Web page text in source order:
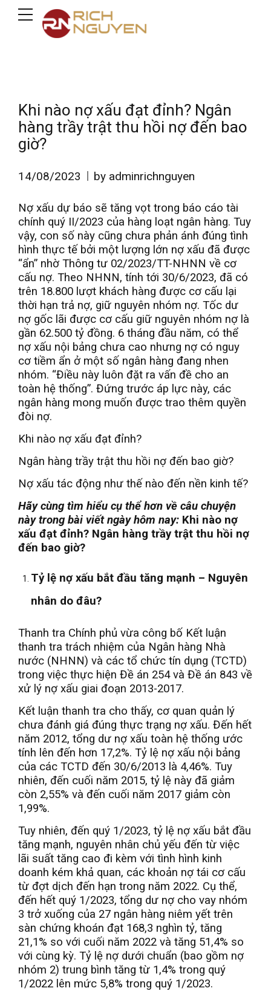
Khi nào nợ xấu đạt đỉnh? Ngân
hàng trầy trật thu hồi nợ đến bao
giờ?
14/08/2023 by adminrichnguyen
Nợ xấu dự báo sẽ tăng vọt trong báo cáo tài
chính quý II/2023 của hàng loạt ngân hàng. Tuy
vậy, con số này cũng chưa phản ánh đúng tình
hình thực tế bởi một lượng lớn nợ xấu đã được
“ẩn” nhờ Thông tư 02/2023/TT-NHNN về cơ
cấu nợ. Theo NHNN, tính tới 30/6/2023, đã có
trên 18.800 lượt khách hàng được cơ cấu lại
thời hạn trả nợ, giữ nguyên nhóm nợ. Tốc dư
nợ gốc lãi được cơ cấu giữ nguyên nhóm nợ là
gần 62.500 tỷ đồng. 6 tháng đầu năm, có thể
nợ xấu nội bảng chưa cao nhưng nợ có nguy
cơ tiềm ẩn ở một số ngân hàng đang nhen
nhóm. “Điều này luôn đặt ra vấn đề cho an
toàn hệ thống”. Đứng trước áp lực này, các
ngân hàng mong muốn được trao thêm quyền
đòi nợ.
Khi nào nợ xấu đạt đỉnh?
Ngân hàng trầy trật thu hồi nợ đến bao giờ?
Nợ xấu tác động như thế nào đến nền kinh tế?
Hãy cùng tìm hiểu cụ thể hơn về câu chuyện
này trong bài viết ngày hôm nay: Khi nào nợ
xấu đạt đỉnh? Ngân hàng trầy trật thu hồi nợ
đến bao giờ?
Tỷ lệ nợ xấu bắt đầu tăng mạnh – Nguyên
nhân do đâu?
Thanh tra Chính phủ vừa công bố Kết luận
thanh tra trách nhiệm của Ngân hàng Nhà
nước (NHNN) và các tổ chức tín dụng (TCTD)
trong việc thực hiện Đề án 254 và Đề án 843 về
xử lý nợ xấu giai đoạn 2013-2017.
Kết luận thanh tra cho thấy, cơ quan quản lý
chưa đánh giá đúng thực trạng nợ xấu. Đến hết
năm 2012, tổng dư nợ xấu toàn hệ thống ước
tính lên đến hơn 17,2%. Tỷ lệ nợ xấu nội bảng
của các TCTD đến 30/6/2013 là 4,46%. Tuy
nhiên, đến cuối năm 2015, tỷ lệ này đã giảm
còn 2,55% và đến cuối năm 2017 giảm còn
1,99%.
Tuy nhiên, đến quý 1/2023, tỷ lệ nợ xấu bắt đầu
tăng mạnh, nguyên nhân chủ yếu đến từ việc
lãi suất tăng cao đi kèm với tình hình kinh
doanh kém khả quan, các khoản nợ tái cơ cấu
từ đợt dịch đến hạn trong năm 2022. Cụ thể,
đến hết quý 1/2023, tổng dư nợ cho vay nhóm
3 trở xuống của 27 ngân hàng niêm yết trên
sàn chứng khoán đạt 168,3 nghìn tỷ, tăng
21,1% so với cuối năm 2022 và tăng 51,4% so
với cùng kỳ. Tỷ lệ nợ dưới chuẩn (bao gồm nợ
nhóm 2) trung bình tăng từ 1,4% trong quý
1/2022 lên mức 5,8% trong quý 1/2023.